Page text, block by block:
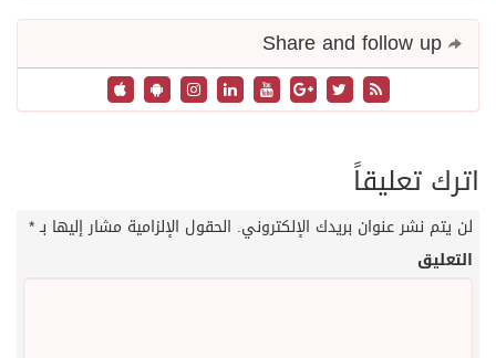
اترك تعليقاً
لن يتم نشر عنوان بريدك الإلكتروني. الحقول الإلزامية مشار إليها بـ*
التعليق